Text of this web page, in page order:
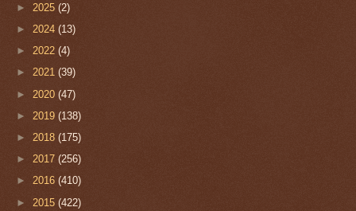
► 2025 (2)
► 2024 (13)
► 2022 (4)
► 2021 (39)
► 2020 (47)
► 2019 (138)
► 2018 (175)
► 2017 (256)
► 2016 (410)
► 2015 (422)